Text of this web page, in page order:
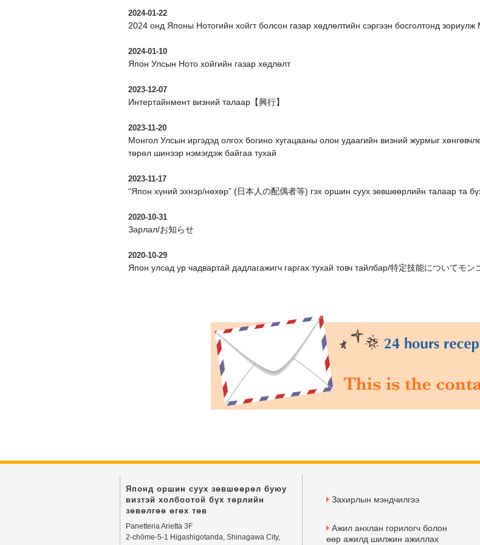
2024-01-22
2024 онд Японы Нотогийн хойгт болсон газар хөдлөлтийн сэргээн босголтонд
2024-01-10
Япон Улсын Ното хойгийн газар хөдлөлт
2023-12-07
Интертайнмент визний талаар【興行】
2023-11-20
Монгол Улсын иргэдэд олгох богино хугацааны олон удаагийн визний журмыг
төрөл шинээр нэмэгдэж байгаа тухай
2023-11-17
“Япон хүний эхнэр/нөхөр” (日本人の配偶者等) гэх оршин суух зөвшөөрлийн талаар та
2020-10-31
Зарлал/お知らせ
2020-10-29
Япон улсад ур чадвартай дадлагажигч гаргах тухай товч тайлбар/特定技能についてモ
Японд оршин суух зөвшөөрөл буюу
визтэй холбоотой бүх төрлийн
зөвөлгөө өгөх төв
Panetteria Arietta 3F
2-chōme-5-1 Higashigotanda, Shinagawa City,
Захирлын мэндчилгээ
Ажил анхлан горилогч болон
өөр ажилд шилжин ажиллах